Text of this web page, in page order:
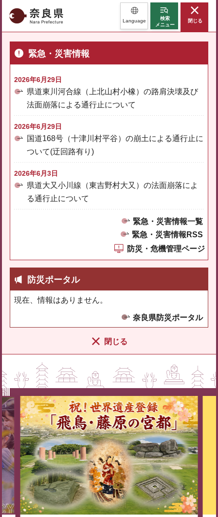
奈良県 Language
検索
メニュー
閉じる
緊急・災害情報
2026年6月29日
県道東川河合線（上北山村小橡）の路肩決壊及び
法面崩落による通行止について
2026年6月29日
国道168号（十津川村平谷）の崩土による通行止に
ついて(迂回路有り)
2026年6月3日
県道大又小川線（東吉野村大又）の法面崩落によ
る通行止について
緊急・災害情報一覧
緊急・災害情報RSS
防災・危機管理ページ
防災ポータル
現在、情報はありません。
奈良県防災ポータル
閉じる